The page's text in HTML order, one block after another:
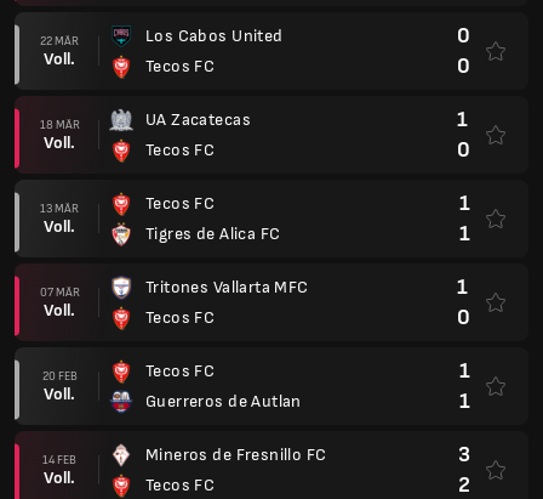
22 MÄR
Voll.
Los Cabos United
Tecos FC
0
0
18 MÄR
Voll.
UA Zacatecas
Tecos FC
1
0
13 MÄR
Voll.
Tecos FC
Tigres de Alica FC
1
1
07 MÄR
Voll.
Tritones Vallarta MFC
Tecos FC
1
0
20 FEB
Voll.
Tecos FC
Guerreros de Autlan
1
1
14 FEB
Voll.
Mineros de Fresnillo FC
Tecos FC
3
2